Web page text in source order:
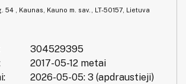
54 , Kaunas, Kauno m. sav., LT-50157, Lietuva
304529395
2017-05-12 metai
2026-05-05: 3 (apdraustieji)